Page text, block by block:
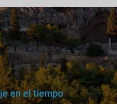
en el tiempo